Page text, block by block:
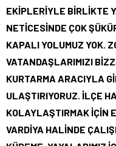
EKİPLERİYLE BİRLİKTE
NETİCESİNDE ÇOK
KAPALI YOLUMUZ YOK.
VATANDAŞLARIMIZI
KURTARMA ARACIYLA
ULAŞTIRIYORUZ. İLÇE
KOLAYLAŞTIRMAK İÇİN
VARDİYA HALİNDE